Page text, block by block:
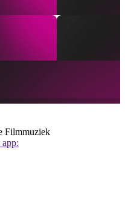
Filmmuziek